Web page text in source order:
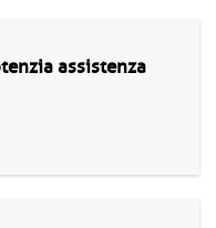
assistenza